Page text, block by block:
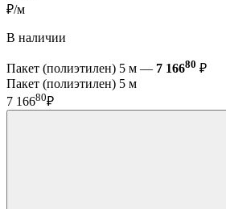
₽/м
В наличии
Пакет (полиэтилен) 5 м — 7 16680 ₽
Пакет (полиэтилен) 5 м
7 16680₽